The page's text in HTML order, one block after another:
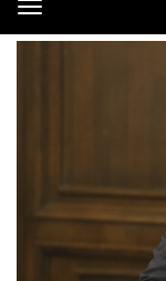
Toggle
navigation